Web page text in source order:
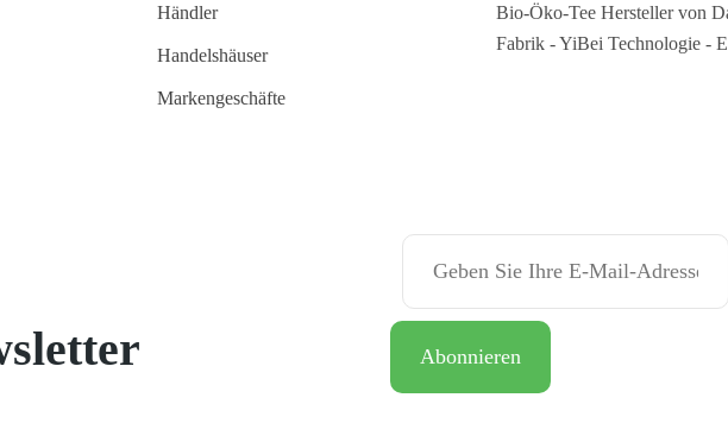
Händler
Handelshäuser
Markengeschäfte
Bio-Öko-Tee Hersteller von
Fabrik - YiBei Technologie -